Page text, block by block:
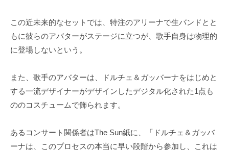
この近未来的なセットでは、特注のアリーナで生バンドとと
もに彼らのアバターがステージに立つが、歌手自身は物理的
に登場しないという。
また、歌手のアバターは、ドルチェ＆ガッバーナをはじめと
する一流デザイナーがデザインしたデジタル化された1点も
ののコスチュームで飾られます。
あるコンサート関係者はThe Sun紙に、「ドルチェ＆ガッバ
ーナは、このプロセスの本当に早い段階から参加し、これは